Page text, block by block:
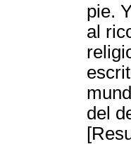
pie.
al
del